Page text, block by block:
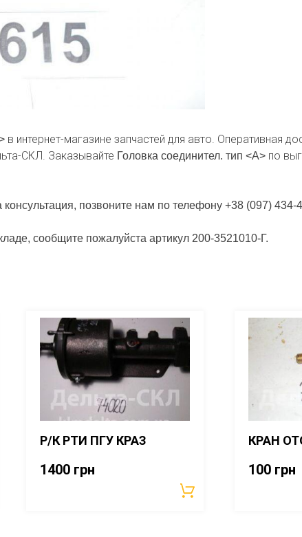
в интернет-магазине запчастей для авто. Оперативная
СКЛ. Заказывайте Головка соединител. тип <А> по
позвоните нам по телефону +38 (097) 434-
сообщите пожалуйста артикул 200-3521010-Г.
Р/К РТИ ПГУ КРАЗ
1400 грн
КРАН
100 грн